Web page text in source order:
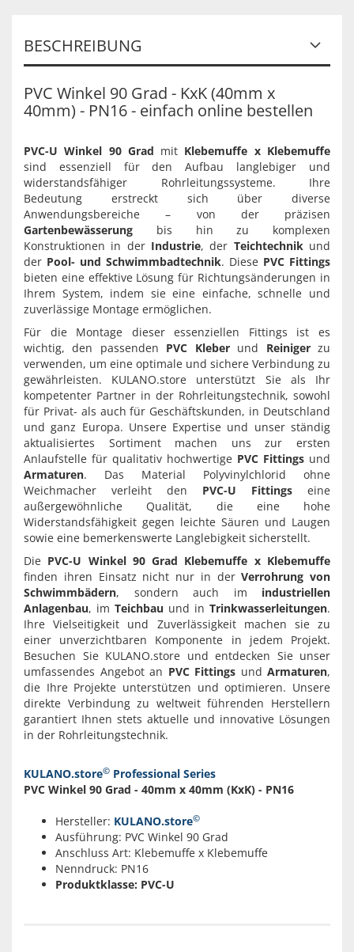
BESCHREIBUNG
PVC Winkel 90 Grad - KxK (40mm x
40mm) - PN16 - einfach online bestellen
PVC-U Winkel 90 Grad mit Klebemuffe x Klebemuffe
sind essenziell für den Aufbau langlebiger und
widerstandsfähiger Rohrleitungssysteme. Ihre
Bedeutung erstreckt sich über diverse
Anwendungsbereiche – von der präzisen
Gartenbewässerung bis hin zu komplexen
Konstruktionen in der Industrie, der Teichtechnikund
der Pool- und Schwimmbadtechnik. Diese PVC Fittings
bieten eine effektive Lösung für Richtungsänderungen in
Ihrem System, indem sie eine einfache, schnelle und
zuverlässige Montage ermöglichen.
Für die Montage dieser essenziellen Fittings ist es
wichtig, den passenden PVC Kleberund Reinigerzu
verwenden, um eine optimale und sichere Verbindung zu
gewährleisten. KULANO.store unterstützt Sie als Ihr
kompetenter Partner in der Rohrleitungstechnik, sowohl
für Privat- als auch für Geschäftskunden, in Deutschland
und ganz Europa. Unsere Expertise und unser ständig
aktualisiertes Sortiment machen uns zur ersten
Anlaufstelle für qualitativ hochwertige PVC Fittings und
Armaturen. Das Material Polyvinylchlorid ohne
Weichmacher verleiht den PVC-U Fittings eine
außergewöhnliche Qualität, die eine hohe
Widerstandsfähigkeit gegen leichte Säuren und Laugen
sowie eine bemerkenswerte Langlebigkeit sicherstellt.
Die PVC-U Winkel 90 Grad Klebemuffe x Klebemuffe
finden ihren Einsatz nicht nur in derVerrohrung von
Schwimmbädern, sondern auch im industriellen
Anlagenbau, im Teichbau und in Trinkwasserleitungen.
Ihre Vielseitigkeit und Zuverlässigkeit machen sie zu
einer unverzichtbaren Komponente in jedem Projekt.
Besuchen Sie KULANO.store und entdecken Sie unser
umfassendes Angebot an PVC Fittings und Armaturen,
die Ihre Projekte unterstützen und optimieren. Unsere
direkte Verbindung zu weltweit führenden Herstellern
garantiert Ihnen stets aktuelle und innovative Lösungen
in der Rohrleitungstechnik.
KULANO.store© Professional Series
PVC Winkel 90 Grad - 40mm x 40mm (KxK) - PN16
Hersteller: KULANO.store©
Ausführung: PVC Winkel 90 Grad
Anschluss Art: Klebemuffe x Klebemuffe
Nenndruck: PN16
Produktklasse: PVC-U